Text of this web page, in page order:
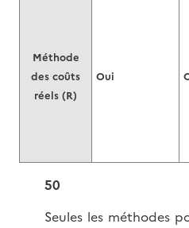
Méthode
des coûts
réels (R)
Oui
50
Seules les méthodes